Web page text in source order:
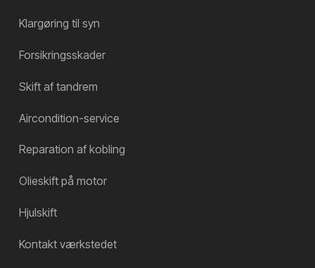
Klargøring til syn
Forsikringsskader
Skift af tandrem
Aircondition-service
Reparation af kobling
Olieskift på motor
Hjulskift
Kontakt værkstedet